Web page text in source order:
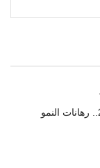
أخنوش يكشف مرتكزات مشروع قانون مالية 2027.. رهانات النمو